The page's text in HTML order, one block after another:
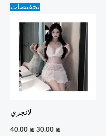
تخفيضات
لانجري
40.00₪
Original
price
was:
40.00 ₪.
30.00 ₪
is:
30.00 ₪.